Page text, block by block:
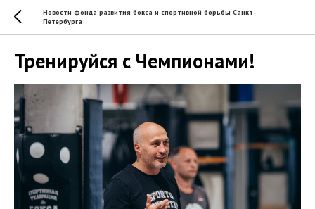
Новости фонда развития бокса и спортивной борьбы Санкт-
Петербурга
Тренируйся с Чемпионами!